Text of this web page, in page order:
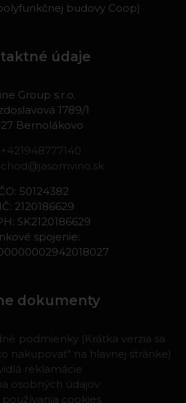
budovy Coop)
údaje
Group s.r.o.
1789/1
Bernolákovo
+421948777140
50124382
2120186629
SK2120186629
spojenie:
dokumenty
podmienky (Krátka verzia sa
nakupovať" na hlavnej stránke)
reklamácie
osobných údajov
používania cookies